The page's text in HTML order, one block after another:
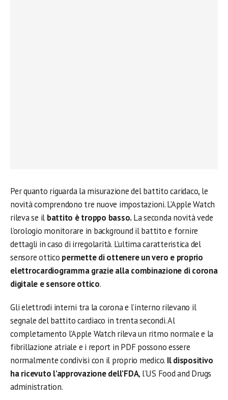
Per quanto riguarda la misurazione del battito caridaco, le
novità comprendono tre nuove impostazioni. L’Apple Watch
rileva se il battito è troppo basso.La seconda novità vede
l’orologio monitorare in background il battito e fornire
dettagli in caso di irregolarità. L’ultima caratteristica del
sensore ottico permette di ottenere un vero e proprio
elettrocardiogramma grazie alla combinazione di corona
digitale e sensore ottico.
Gli elettrodi interni tra la corona e l’interno rilevano il
segnale del battito cardiaco in trenta secondi. Al
completamento l’Apple Watch rileva un ritmo normale e la
fibrillazione atriale e i report in PDF possono essere
normalmente condivisi con il proprio medico. Il dispositivo
ha ricevuto l’approvazione dell’FDA, l’US Food and Drugs
administration.